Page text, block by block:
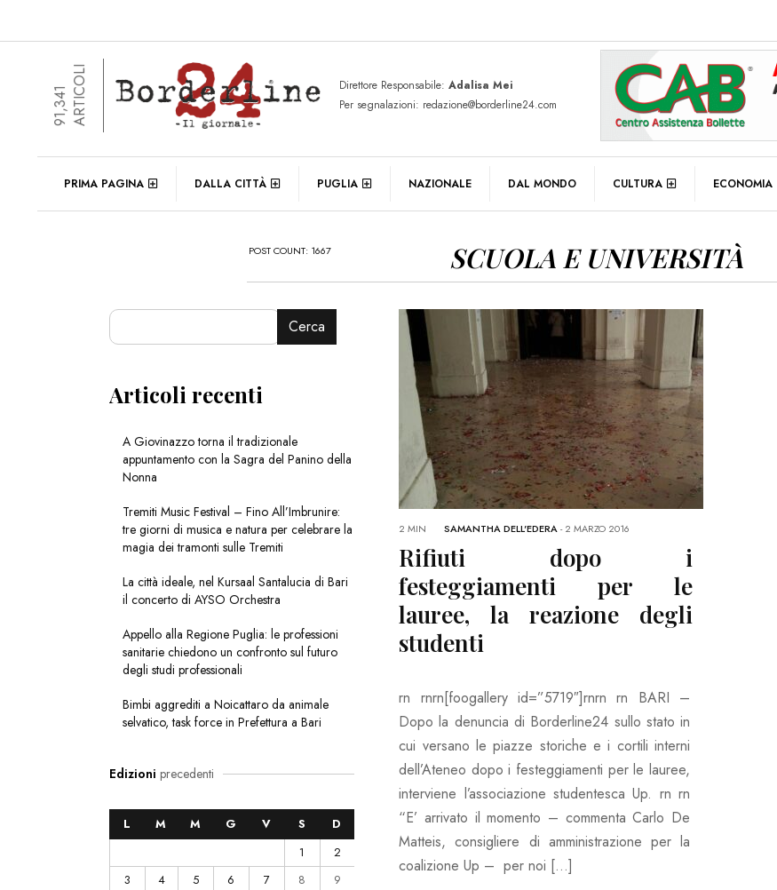
91,341ARTICOLI Direttore Responsabile: Adalisa Mei
Per segnalazioni: redazione@borderline24.com
PRIMA PAGINA DALLA CITTÀ PUGLIA NAZIONALE DAL MONDO CULTURA ECONOMIA
POST COUNT: 1667 SCUOLA E UNIVERSITÀ
SAMANTHA DELL'EDERA-2 MARZO 2016
2 MIN
Rifiuti dopo i
festeggiamenti per le
lauree, la reazione degli
studenti
rn rnrn[foogallery id=”5719″]rnrn rn BARI –
Dopo la denuncia di Borderline24 sullo stato in
cui versano le piazze storiche e i cortili interni
dell’Ateneo dopo i festeggiamenti per le lauree,
interviene l’associazione studentesca Up. rn rn
“E’ arrivato il momento – commenta Carlo De
Matteis, consigliere di amministrazione per la
coalizione Up – per noi […]
Cerca
Articoli recenti
A Giovinazzo torna il tradizionale
appuntamento con la Sagra del Panino della
Nonna
Tremiti Music Festival – Fino All’Imbrunire:
tre giorni di musica e natura per celebrare la
magia dei tramonti sulle Tremiti
La città ideale, nel Kursaal Santalucia di Bari
il concerto di AYSO Orchestra
Appello alla Regione Puglia: le professioni
sanitarie chiedono un confronto sul futuro
degli studi professionali
Bimbi aggrediti a Noicattaro da animale
selvatico, task force in Prefettura a Bari
Edizioni precedenti
L M M G V S
D
1
2
3
4 5 6 7 8
9